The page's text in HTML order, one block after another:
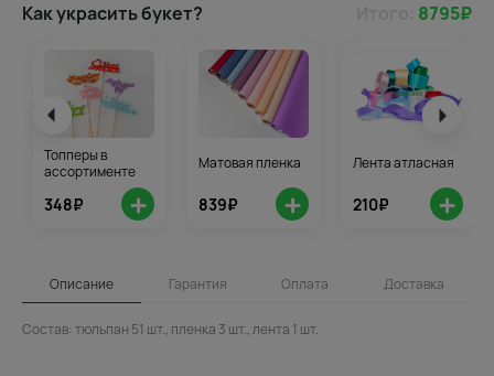
Как украсить букет? 8795₽
Топперы в
ассортименте
348₽ +
Матовая пленка
839₽ +
Лента атласная
210₽ +
Описание Гарантия Оплата Доставка
Состав: тюльпан 51 шт., пленка 3 шт., лента 1 шт.